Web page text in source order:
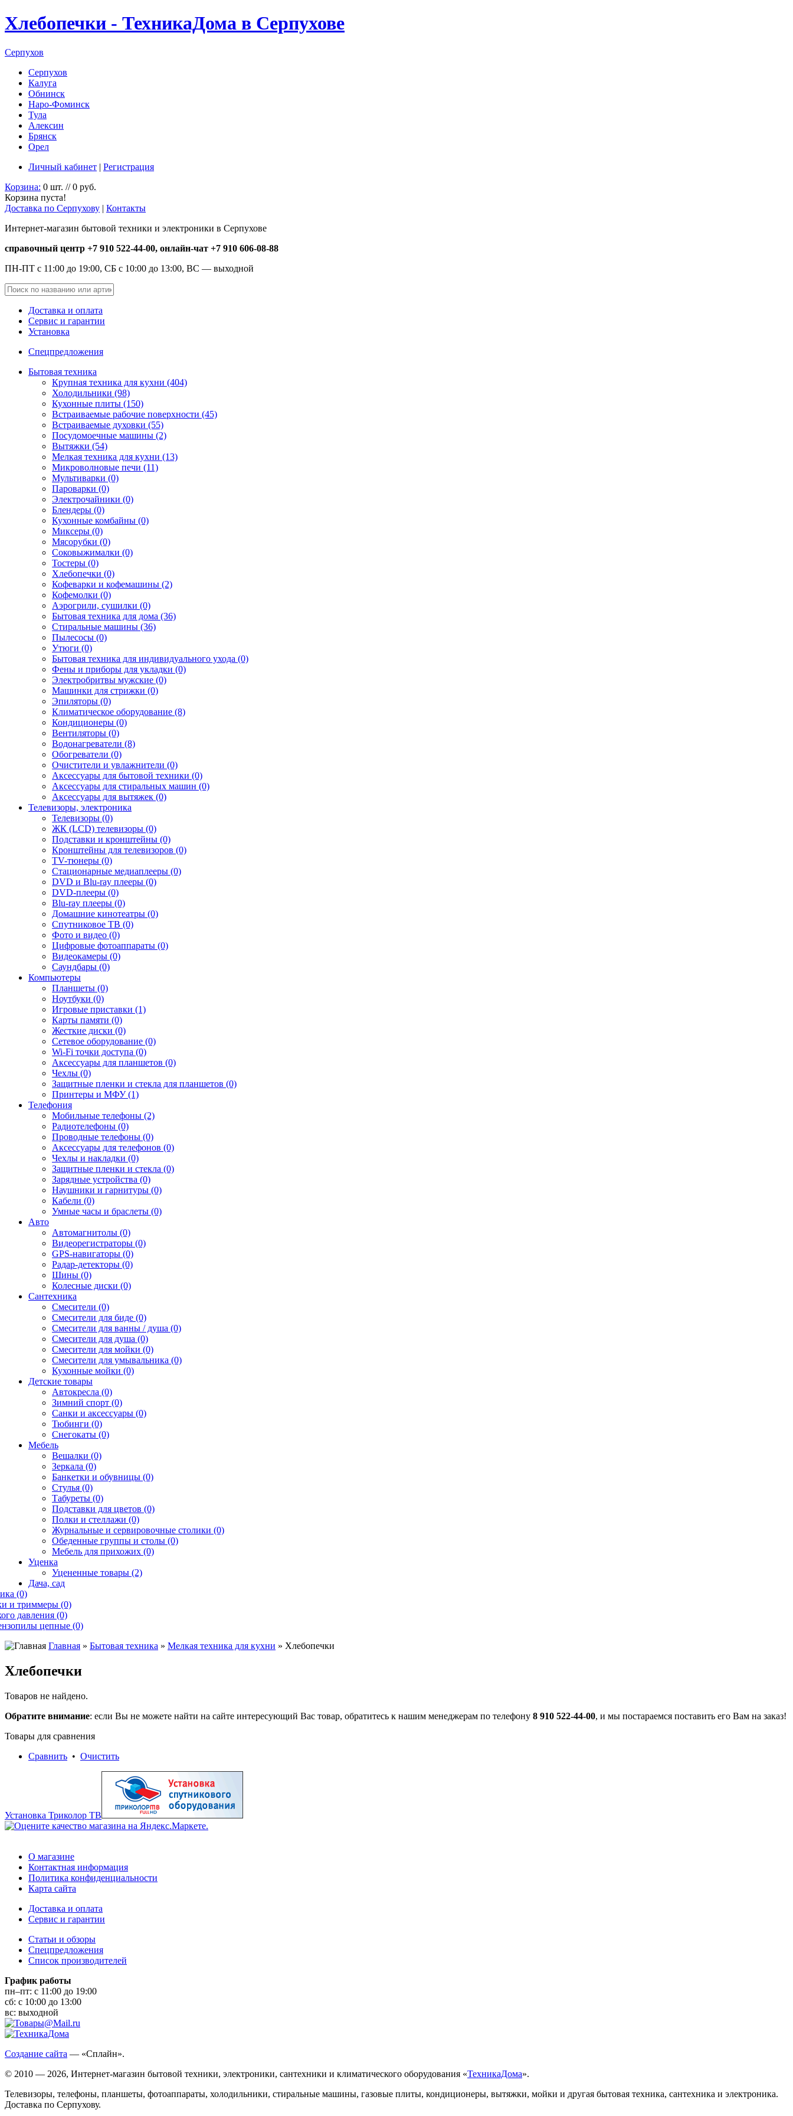
Хлебопечки - ТехникаДома в Серпухове
Серпухов
Серпухов
Калуга
Обнинск
Наро-Фоминск
Тула
Алексин
Брянск
Орел
Личный кабинет | Регистрация
Корзина: 0 шт. // 0 руб.
Корзина пуста!
Доставка по Серпухову | Контакты
Интернет-магазин бытовой техники и электроники в Серпухове
справочный центр +7 910 522-44-00, онлайн-чат +7 910 606-08-88
ПН-ПТ с 11:00 до 19:00, СБ с 10:00 до 13:00, ВС — выходной
Доставка и оплата
Сервис и гарантии
Установка
Спецпредложения
Бытовая техника
Крупная техника для кухни (404)
Холодильники (98)
Кухонные плиты (150)
Встраиваемые рабочие поверхности (45)
Встраиваемые духовки (55)
Посудомоечные машины (2)
Вытяжки (54)
Мелкая техника для кухни (13)
Микроволновые печи (11)
Мультиварки (0)
Пароварки (0)
Электрочайники (0)
Блендеры (0)
Кухонные комбайны (0)
Миксеры (0)
Мясорубки (0)
Соковыжималки (0)
Тостеры (0)
Хлебопечки (0)
Кофеварки и кофемашины (2)
Кофемолки (0)
Аэрогрили, сушилки (0)
Бытовая техника для дома (36)
Стиральные машины (36)
Пылесосы (0)
Утюги (0)
Бытовая техника для индивидуального ухода (0)
Фены и приборы для укладки (0)
Электробритвы мужские (0)
Машинки для стрижки (0)
Эпиляторы (0)
Климатическое оборудование (8)
Кондиционеры (0)
Вентиляторы (0)
Водонагреватели (8)
Обогреватели (0)
Очистители и увлажнители (0)
Аксессуары для бытовой техники (0)
Аксессуары для стиральных машин (0)
Аксессуары для вытяжек (0)
Телевизоры, электроника
Телевизоры (0)
ЖК (LCD) телевизоры (0)
Подставки и кронштейны (0)
Кронштейны для телевизоров (0)
TV-тюнеры (0)
Стационарные медиаплееры (0)
DVD и Blu-ray плееры (0)
DVD-плееры (0)
Blu-ray плееры (0)
Домашние кинотеатры (0)
Спутниковое ТВ (0)
Фото и видео (0)
Цифровые фотоаппараты (0)
Видеокамеры (0)
Саундбары (0)
Компьютеры
Планшеты (0)
Ноутбуки (0)
Игровые приставки (1)
Карты памяти (0)
Жесткие диски (0)
Сетевое оборудование (0)
Wi-Fi точки доступа (0)
Аксессуары для планшетов (0)
Чехлы (0)
Защитные пленки и стекла для планшетов (0)
Принтеры и МФУ (1)
Телефония
Мобильные телефоны (2)
Радиотелефоны (0)
Проводные телефоны (0)
Аксессуары для телефонов (0)
Чехлы и накладки (0)
Защитные пленки и стекла (0)
Зарядные устройства (0)
Наушники и гарнитуры (0)
Кабели (0)
Умные часы и браслеты (0)
Авто
Автомагнитолы (0)
Видеорегистраторы (0)
GPS-навигаторы (0)
Радар-детекторы (0)
Шины (0)
Колесные диски (0)
Сантехника
Смесители (0)
Смесители для биде (0)
Смесители для ванны / душа (0)
Смесители для душа (0)
Смесители для мойки (0)
Смесители для умывальника (0)
Кухонные мойки (0)
Детские товары
Автокресла (0)
Зимний спорт (0)
Санки и аксессуары (0)
Тюбинги (0)
Снегокаты (0)
Мебель
Вешалки (0)
Зеркала (0)
Банкетки и обувницы (0)
Стулья (0)
Табуреты (0)
Подставки для цветов (0)
Полки и стеллажи (0)
Журнальные и сервировочные столики (0)
Обеденные группы и столы (0)
Мебель для прихожих (0)
Уценка
Уцененные товары (2)
Дача, сад
(0)
и триммеры (0)
давления (0)
цепные (0)
Главная » Бытовая техника » Мелкая техника для кухни » Хлебопечки
Хлебопечки
Товаров не найдено.
Обратите внимание: если Вы не можете найти на сайте интересующий Вас товар, обратитесь к нашим менеджерам по телефону 8 910 522-44-00, и мы постараемся поставить его Вам на заказ!
Товары для сравнения
Сравнить • Очистить
Установка Триколор ТВ
О магазине
Контактная информация
Политика конфиденциальности
Карта сайта
Доставка и оплата
Сервис и гарантии
Статьи и обзоры
Спецпредложения
Список производителей
График работы
пн–пт: с 11:00 до 19:00
сб: с 10:00 до 13:00
вс: выходной
Создание сайта — «Сплайн».
© 2010 — 2026, Интернет-магазин бытовой техники, электроники, сантехники и климатического оборудования «ТехникаДома».
Телевизоры, телефоны, планшеты, фотоаппараты, холодильники, стиральные машины, газовые плиты, кондиционеры, вытяжки, мойки и другая бытовая техника, сантехника и электроника.
Доставка по Серпухову.